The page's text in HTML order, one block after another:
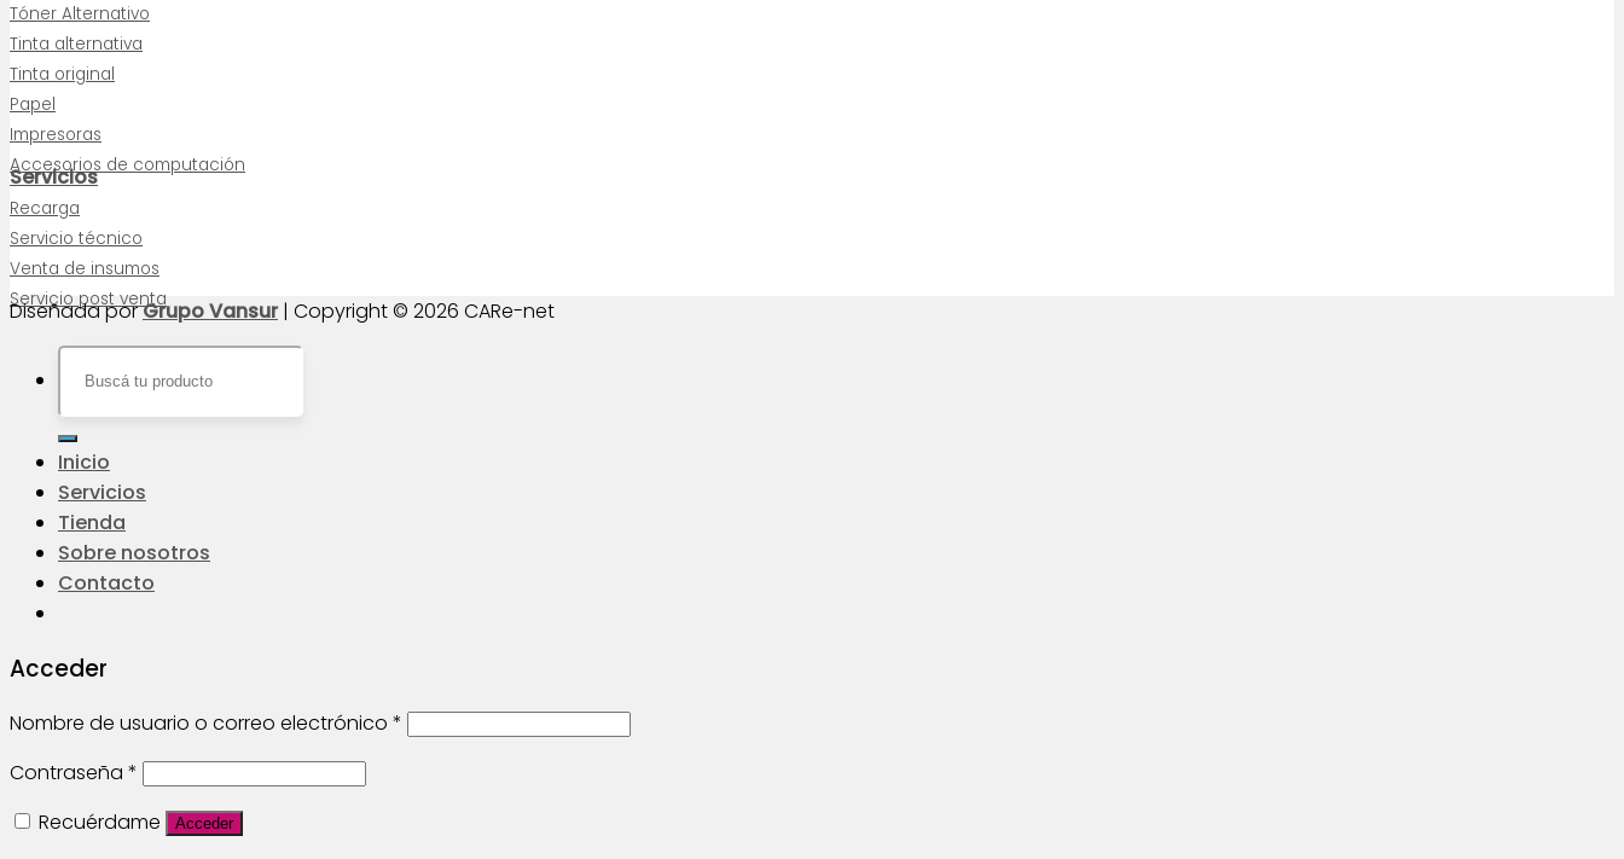
Tóner Alternativo
Tinta alternativa
Tinta original
Papel
Impresoras
Accesorios de computación
Servicios
Recarga
Servicio técnico
Venta de insumos
Servicio post venta
Diseñada porGrupo Vansur| Copyright © 2026 CARe-net
Buscar
por:
Inicio
Servicios
Tienda
Sobre nosotros
Contacto
Acceder
Nombre de usuario o correo electrónico *
Contraseña *
Recuérdame
Acceder